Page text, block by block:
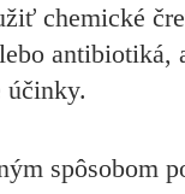
chemické
antibiotiká,
účinky.
spôsobom